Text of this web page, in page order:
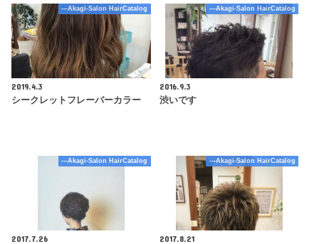
---Akagi-Salon HairCatalog
2019.4.3
シークレットフレーバーカラー
---Akagi-Salon HairCatalog
2016.9.3
渋いです
---Akagi-Salon HairCatalog
2017.7.26
---Akagi-Salon HairCatalog
2017.8.21